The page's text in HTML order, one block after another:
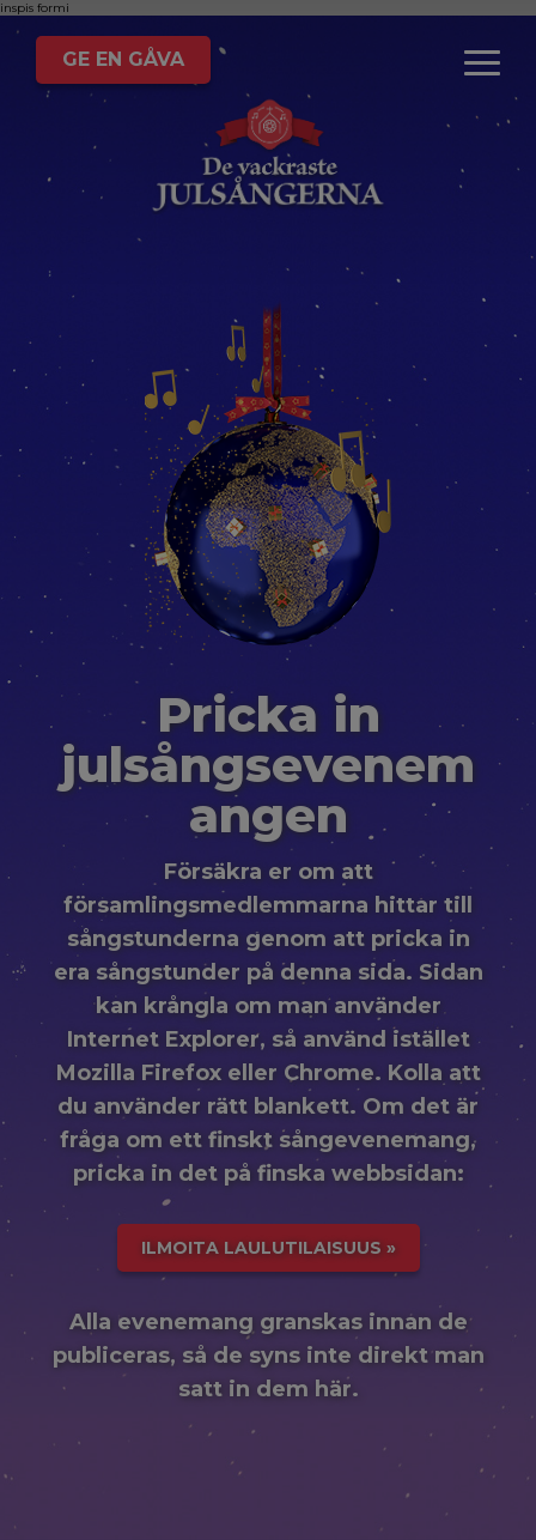
GE EN GÅVA
inspis
Pricka in
julsångsevenem
angen
Försäkra er om att
församlingsmedlemmarna hittar till
sångstunderna genom att pricka in
era sångstunder på denna sida. Sidan
kan krångla om man använder
Internet Explorer, så använd istället
Mozilla Firefox eller Chrome. Kolla att
du använder rätt blankett. Om det är
fråga om ett finskt sångevenemang,
pricka in det på finska webbsidan:
ILMOITA LAULUTILAISUUS »
Alla evenemang granskas innan de
publiceras, så de syns inte direkt man
satt in dem här.
formi